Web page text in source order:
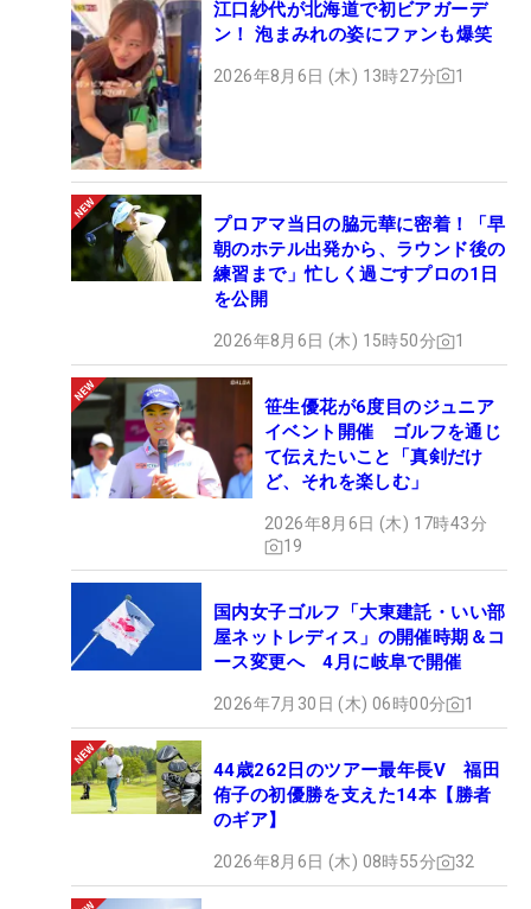
江口紗代が北海道で初ビアガーデ
ン！ 泡まみれの姿にファンも爆笑
2026年8月6日 (木) 13時27分 1
プロアマ当日の脇元華に密着！「早
朝のホテル出発から、ラウンド後の
練習まで」忙しく過ごすプロの1日
を公開
2026年8月6日 (木) 15時50分 1
笹生優花が6度目のジュニア
イベント開催 ゴルフを通じ
て伝えたいこと「真剣だけ
ど、それを楽しむ」
2026年8月6日 (木) 17時43分
19
国内女子ゴルフ「大東建託・いい部
屋ネットレディス」の開催時期＆コ
ース変更へ 4月に岐阜で開催
2026年7月30日 (木) 06時00分 1
44歳262日のツアー最年長V 福田
侑子の初優勝を支えた14本【勝者
のギア】
2026年8月6日 (木) 08時55分 32